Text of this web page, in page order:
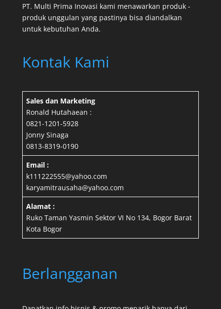
PT. Multi Prima Inovasi kami menawarkan produk -
produk unggulan yang pastinya bisa diandalkan
untuk kebutuhan Anda.
Kontak Kami
Sales dan Marketing
Ronald Hutahaean :
0821-1201-5928
Jonny Sinaga
0813-8319-0190
Email :
k111222555@yahoo.com
karyamitrausaha@yahoo.com
Alamat :
Ruko Taman Yasmin Sektor VI No 134, Bogor Barat
Kota Bogor
Berlangganan